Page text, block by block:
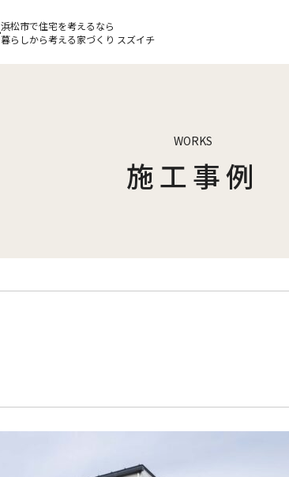
浜松市で住宅を考えるなら
暮らしから考える家づくり スズイチ
WORKS
施工事例